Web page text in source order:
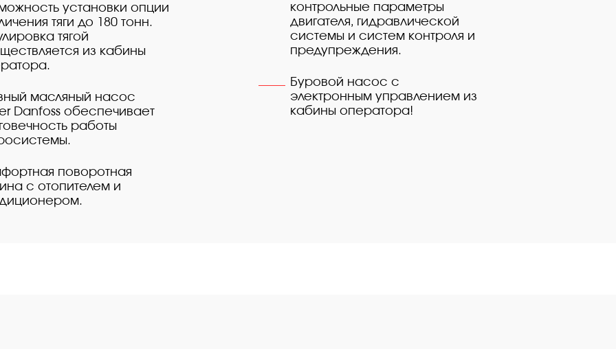
установки опции
тяги до 180 тонн.
тягой
из кабины
масляный насос
Danfoss обеспечивает
работы
поворотная
с отопителем и
контрольные параметры
двигателя, гидравлической
системы и систем контроля и
предупреждения.
Буровой насос с
электронным управлением из
кабины оператора!